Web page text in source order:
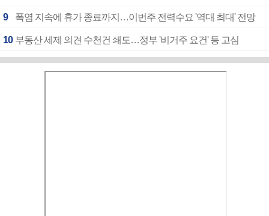
9 폭염 지속에 휴가 종료까지…이번주 전력수요 '역대 최대' 전망
10 부동산 세제 의견 수천건 쇄도…정부 '비거주 요건' 등 고심